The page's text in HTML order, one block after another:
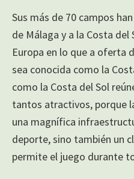
Sus más de 70 campos
de Málaga y a la Costa
Europa en lo que a oferta
sea conocida como la
como la Costa del Sol
tantos atractivos, porque
una magnífica
deporte, sino también un
permite el juego durante